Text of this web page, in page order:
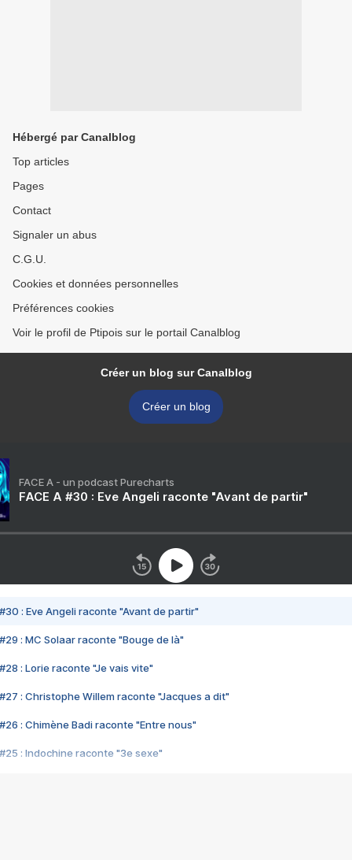
Hébergé par Canalblog
Top articles
Pages
Contact
Signaler un abus
C.G.U.
Cookies et données personnelles
Préférences cookies
Voir le profil de Ptipois sur le portail Canalblog
Créer un blog sur Canalblog
Créer un blog
FACE A - un podcast Purecharts
FACE A #30 : Eve Angeli raconte "Avant de partir"
#30 : Eve Angeli raconte "Avant de partir"
#29 : MC Solaar raconte "Bouge de là"
#28 : Lorie raconte "Je vais vite"
#27 : Christophe Willem raconte "Jacques a dit"
#26 : Chimène Badi raconte "Entre nous"
#25 : Indochine raconte "3e sexe"